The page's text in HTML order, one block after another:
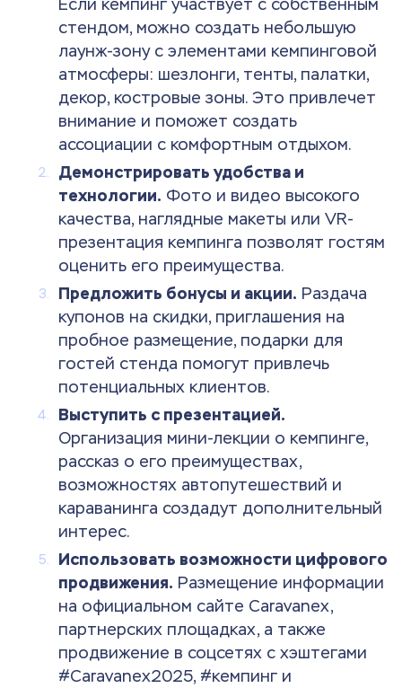
Если кемпинг участвует с собственным
стендом, можно создать небольшую
лаунж-зону с элементами кемпинговой
атмосферы: шезлонги, тенты, палатки,
декор, костровые зоны. Это привлечет
внимание и поможет создать
ассоциации с комфортным отдыхом.
Демонстрировать удобства и
технологии. Фото и видео высокого
качества, наглядные макеты или VR-
презентация кемпинга позволят гостям
оценить его преимущества.
Предложить бонусы и акции. Раздача
купонов на скидки, приглашения на
пробное размещение, подарки для
гостей стенда помогут привлечь
потенциальных клиентов.
Выступить с презентацией.
Организация мини-лекции о кемпинге,
рассказ о его преимуществах,
возможностях автопутешествий и
караванинга создадут дополнительный
интерес.
Использовать возможности цифрового
продвижения. Размещение информации
на официальном сайте Caravanex,
партнерских площадках, а также
продвижение в соцсетях с хэштегами
#Caravanex2025, #кемпинг и